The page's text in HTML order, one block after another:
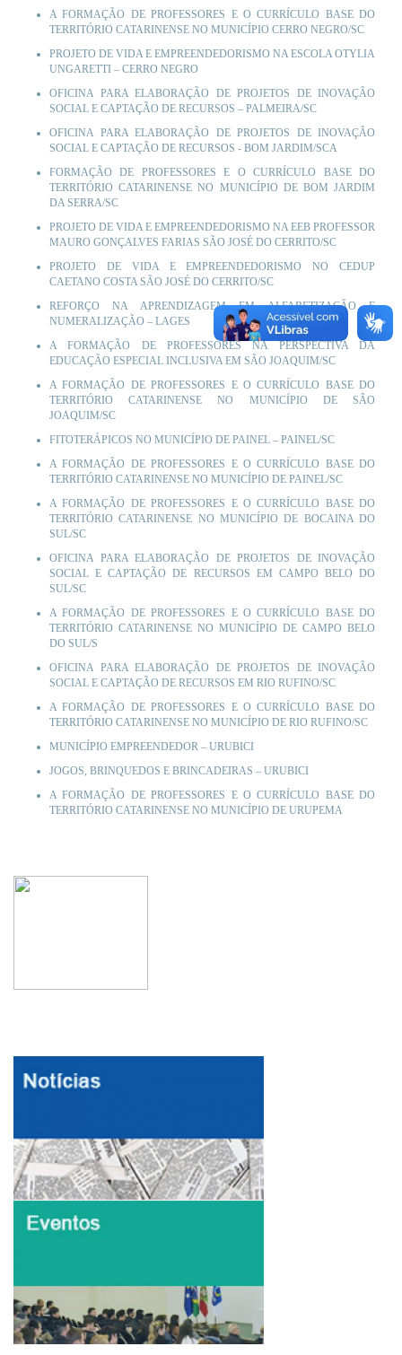
A FORMAÇÃO DE PROFESSORES E O CURRÍCULO BASE DO
TERRITÓRIO CATARINENSE NO MUNICÍPIO CERRO NEGRO/SC
PROJETO DE VIDA E EMPREENDEDORISMO NA ESCOLA OTYLIA
UNGARETTI – CERRO NEGRO
OFICINA PARA ELABORAÇÃO DE PROJETOS DE INOVAÇÃO
SOCIAL E CAPTAÇÃO DE RECURSOS – PALMEIRA/SC
OFICINA PARA ELABORAÇÃO DE PROJETOS DE INOVAÇÃO
SOCIAL E CAPTAÇÃO DE RECURSOS - BOM JARDIM/SCA
FORMAÇÃO DE PROFESSORES E O CURRÍCULO BASE DO
TERRITÓRIO CATARINENSE NO MUNICÍPIO DE BOM JARDIM
DA SERRA/SC
PROJETO DE VIDA E EMPREENDEDORISMO NA EEB PROFESSOR
MAURO GONÇALVES FARIAS SÃO JOSÉ DO CERRITO/SC
PROJETO DE VIDA E EMPREENDEDORISMO NO CEDUP
CAETANO COSTA SÃO JOSÉ DO CERRITO/SC
REFORÇO NA APRENDIZAGEM EM ALFABETIZAÇÃO E
NUMERALIZAÇÃO – LAGES
A FORMAÇÃO DE PROFESSORES NA PERSPECTIVA DA
EDUCAÇÃO ESPECIAL INCLUSIVA EM SÃO JOAQUIM/SC
A FORMAÇÃO DE PROFESSORES E O CURRÍCULO BASE DO
TERRITÓRIO CATARINENSE NO MUNICÍPIO DE SÃO
JOAQUIM/SC
FITOTERÁPICOS NO MUNICÍPIO DE PAINEL – PAINEL/SC
A FORMAÇÃO DE PROFESSORES E O CURRÍCULO BASE DO
TERRITÓRIO CATARINENSE NO MUNICÍPIO DE PAINEL/SC
A FORMAÇÃO DE PROFESSORES E O CURRÍCULO BASE DO
TERRITÓRIO CATARINENSE NO MUNICÍPIO DE BOCAINA DO
SUL/SC
OFICINA PARA ELABORAÇÃO DE PROJETOS DE INOVAÇÃO
SOCIAL E CAPTAÇÃO DE RECURSOS EM CAMPO BELO DO
SUL/SC
A FORMAÇÃO DE PROFESSORES E O CURRÍCULO BASE DO
TERRITÓRIO CATARINENSE NO MUNICÍPIO DE CAMPO BELO
DO SUL/S
OFICINA PARA ELABORAÇÃO DE PROJETOS DE INOVAÇÃO
SOCIAL E CAPTAÇÃO DE RECURSOS EM RIO RUFINO/SC
A FORMAÇÃO DE PROFESSORES E O CURRÍCULO BASE DO
TERRITÓRIO CATARINENSE NO MUNICÍPIO DE RIO RUFINO/SC
MUNICÍPIO EMPREENDEDOR – URUBICI
JOGOS, BRINQUEDOS E BRINCADEIRAS – URUBICI
A FORMAÇÃO DE PROFESSORES E O CURRÍCULO BASE DO
TERRITÓRIO CATARINENSE NO MUNICÍPIO DE URUPEMA